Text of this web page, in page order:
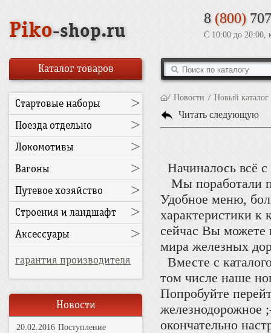
Piko-shop.ru
8 (800)
С 10:00 до 20:00,
Каталог товаров
Стартовые наборы >
Поезда отдельно >
Локомотивы >
Вагоны >
Путевое хозяйство >
Строения и ландшафт >
Аксессуары >
гарантия производителя
Новости
20.02.2016 Поступление
/ Новости / Новый каталог
Читать следующую
Начиналось всё
Мы поработали
Удобное меню,
характеристики
сейчас Вы можете
мира железных
Вместе с
том числе наше
Попробуйте
железнодорожное
окончательно